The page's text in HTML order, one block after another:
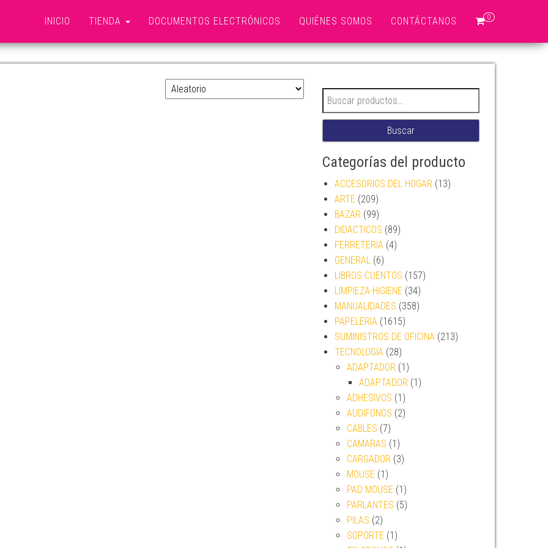
0
INICIO TIENDA DOCUMENTOS ELECTRÓNICOS QUIÉNES SOMOS CONTÁCTANOS
ADAPTADOR
Buscar por:
Buscar
Categorías del producto
ACCESORIOS DEL HOGAR (13)
ARTE (209)
BAZAR (99)
DIDACTICOS (89)
FERRETERIA (4)
GENERAL (6)
LIBROS-CUENTOS (157)
LIMPIEZA-HIGIENE (34)
MANUALIDADES (358)
PAPELERIA (1615)
SUMINISTROS DE OFICINA (213)
TECNOLOGIA (28)
ADAPTADOR (1)
ADAPTADOR (1)
ADHESIVOS (1)
AUDIFONOS (2)
CABLES (7)
CAMARAS (1)
CARGADOR (3)
MOUSE (1)
PAD MOUSE (1)
PARLANTES (5)
PILAS (2)
SOPORTE (1)